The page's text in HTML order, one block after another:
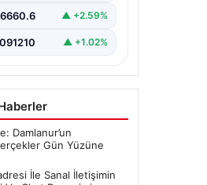
birçok…
6660.6 ▲ +2.59%
▲ +1.02%
Damlanur’un
Gün Yüzüne
İle Sanal İletişimin